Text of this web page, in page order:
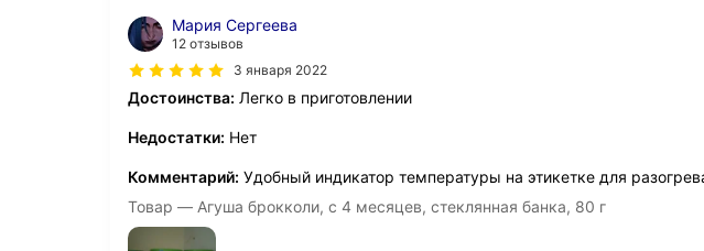
Мария Сергеева
12 отзывов
3 января 2022
Достоинства: Легко в приготовлении
Недостатки: Нет
Комментарий: Удобный индикатор температуры на этикетке для
Товар — Агуша брокколи, с 4 месяцев, стеклянная банка, 80 г